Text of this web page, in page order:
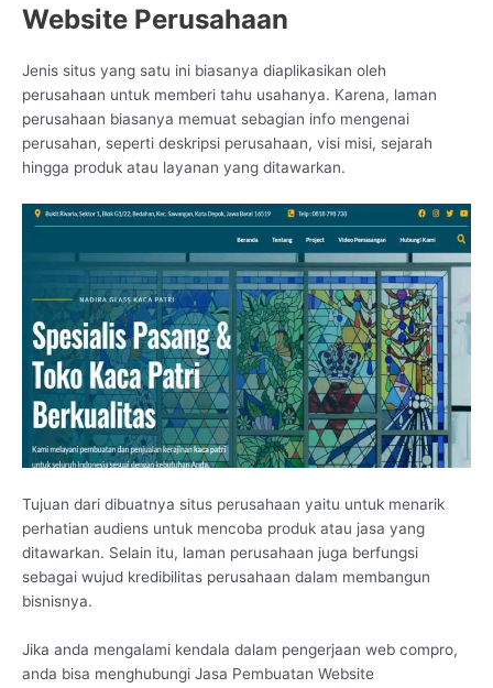
Website Perusahaan
Jenis situs yang satu ini biasanya diaplikasikan oleh
perusahaan untuk memberi tahu usahanya. Karena, laman
perusahaan biasanya memuat sebagian info mengenai
perusahan, seperti deskripsi perusahaan, visi misi, sejarah
hingga produk atau layanan yang ditawarkan.
Tujuan dari dibuatnya situs perusahaan yaitu untuk menarik
perhatian audiens untuk mencoba produk atau jasa yang
ditawarkan. Selain itu, laman perusahaan juga berfungsi
sebagai wujud kredibilitas perusahaan dalam membangun
bisnisnya.
Jika anda mengalami kendala dalam pengerjaan web compro,
anda bisa menghubungi Jasa Pembuatan Website